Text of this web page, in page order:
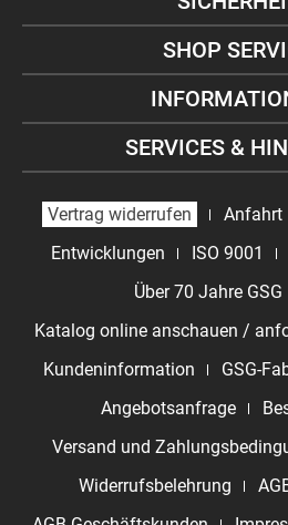
SHOP
SERVICES &
Vertrag widerrufen Anfahrt
Entwicklungen
ISO 9001
Über 70 Jahre GSG
Katalog online anschauen /
Kundeninformation
GSG-
Angebotsanfrage
Versand und
Widerrufsbelehrung